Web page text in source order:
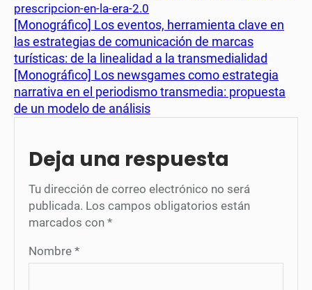
prescripcion-en-la-era-2.0
[Monográfico] Los eventos, herramienta clave en
las estrategias de comunicación de marcas
turísticas: de la linealidad a la transmedialidad
[Monográfico] Los newsgames como estrategia
narrativa en el periodismo transmedia: propuesta
de un modelo de análisis
Deja una respuesta
Tu dirección de correo electrónico no será
publicada. Los campos obligatorios están
marcados con *
Nombre *